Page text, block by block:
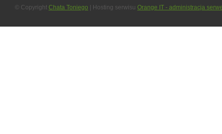
© Copyright Chata Toniego | Hosting serwisu Orange IT - administracja